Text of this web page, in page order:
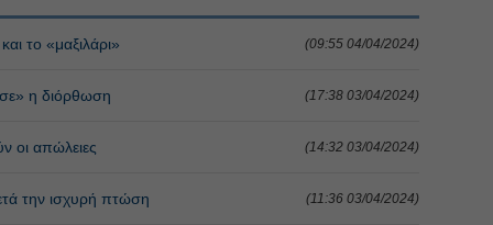
το «μαξιλάρι» (09:55 04/04/2024)
η διόρθωση (17:38 03/04/2024)
οι απώλειες (14:32 03/04/2024)
την ισχυρή πτώση (11:36 03/04/2024)